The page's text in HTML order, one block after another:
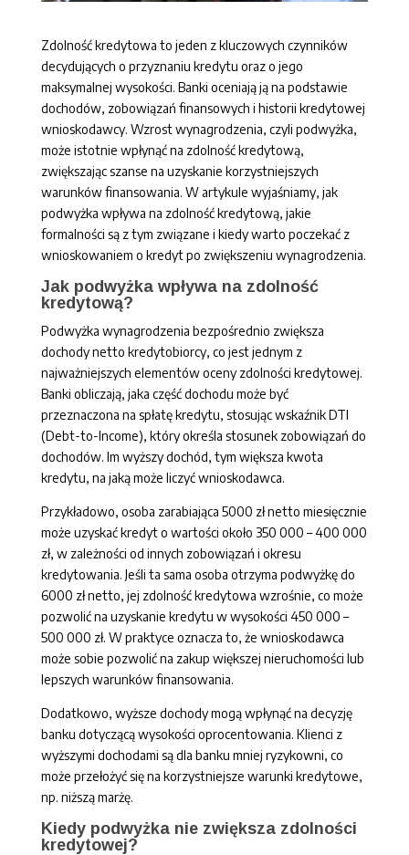
Zdolność kredytowa to jeden z kluczowych czynników
decydujących o przyznaniu kredytu oraz o jego
maksymalnej wysokości. Banki oceniają ją na podstawie
dochodów, zobowiązań finansowych i historii kredytowej
wnioskodawcy. Wzrost wynagrodzenia, czyli podwyżka,
może istotnie wpłynąć na zdolność kredytową,
zwiększając szanse na uzyskanie korzystniejszych
warunków finansowania. W artykule wyjaśniamy, jak
podwyżka wpływa na zdolność kredytową, jakie
formalności są z tym związane i kiedy warto poczekać z
wnioskowaniem o kredyt po zwiększeniu wynagrodzenia.
Jak podwyżka wpływa na zdolność
kredytową?
Podwyżka wynagrodzenia bezpośrednio zwiększa
dochody netto kredytobiorcy, co jest jednym z
najważniejszych elementów oceny zdolności kredytowej.
Banki obliczają, jaka część dochodu może być
przeznaczona na spłatę kredytu, stosując wskaźnik DTI
(Debt-to-Income), który określa stosunek zobowiązań do
dochodów. Im wyższy dochód, tym większa kwota
kredytu, na jaką może liczyć wnioskodawca.
Przykładowo, osoba zarabiająca 5000 zł netto miesięcznie
może uzyskać kredyt o wartości około 350 000 – 400 000
zł, w zależności od innych zobowiązań i okresu
kredytowania. Jeśli ta sama osoba otrzyma podwyżkę do
6000 zł netto, jej zdolność kredytowa wzrośnie, co może
pozwolić na uzyskanie kredytu w wysokości 450 000 –
500 000 zł. W praktyce oznacza to, że wnioskodawca
może sobie pozwolić na zakup większej nieruchomości lub
lepszych warunków finansowania.
Dodatkowo, wyższe dochody mogą wpłynąć na decyzję
banku dotyczącą wysokości oprocentowania. Klienci z
wyższymi dochodami są dla banku mniej ryzykowni, co
może przełożyć się na korzystniejsze warunki kredytowe,
np. niższą marżę.
Kiedy podwyżka nie zwiększa zdolności
kredytowej?